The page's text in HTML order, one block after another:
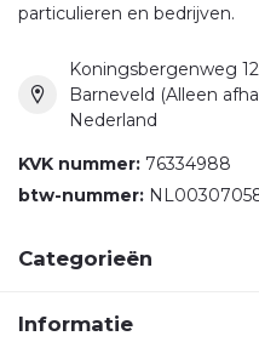
particulieren en bedrijven.
Koningsbergenweg
Barneveld (Alleen
Nederland
KVK nummer: 76334988
btw-nummer:
Categorieën
Informatie